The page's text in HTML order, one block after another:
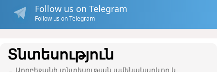
Follow us on Telegram
Follow us on Telegram
Տնտեսություն
Ադրբեջանի տնտեսության ամենակարևոր և